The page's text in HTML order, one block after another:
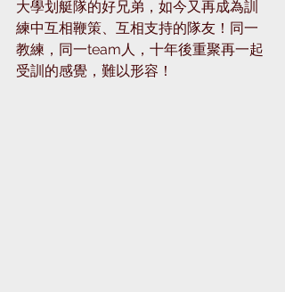
大學划艇隊的好兄弟，如今又再成為訓
練中互相鞭策、互相支持的隊友！同一
教練，同一team人，十年後重聚再一起
受訓的感覺，難以形容！